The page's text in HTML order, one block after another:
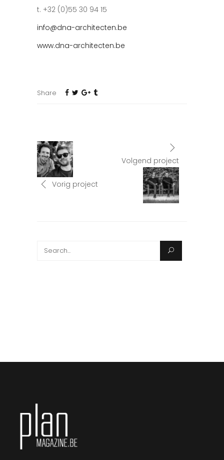
t. +32 (0)55 30 94 15
info@dna-architecten.be
www.dna-architecten.be
Share
Vorig project
Volgend project
Search